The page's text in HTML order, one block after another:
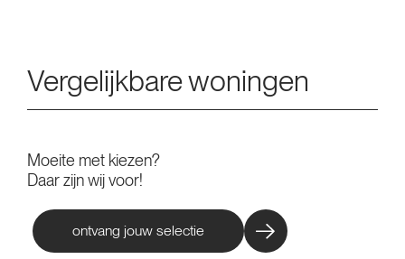
Vergelijkbare woningen
Moeite met kiezen?
Daar zijn wij voor!
ontvang jouw selectie